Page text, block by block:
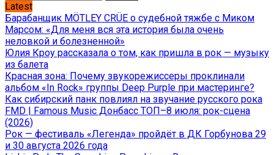
Latest
Барабанщик MÖTLEY CRÜE о судебной тяжбе с Миком
Марсом: «Для меня вся эта история была очень
неловкой и болезненной»
Юлия Кроу рассказала о том, как пришла в рок — музыку
из балета
Красная зона: Почему звукорежиссеры проклинали
альбом «In Rock» группы Deep Purple при мастеринге?
Как сибирский панк повлиял на звучание русского рока
FMD | Famous Music Донбасс ТОП–8 июля: рок-сцена
(2026)
Рок — фестиваль «Легенда» пройдёт в ДК Горбунова 29
и 30 августа 2026 года